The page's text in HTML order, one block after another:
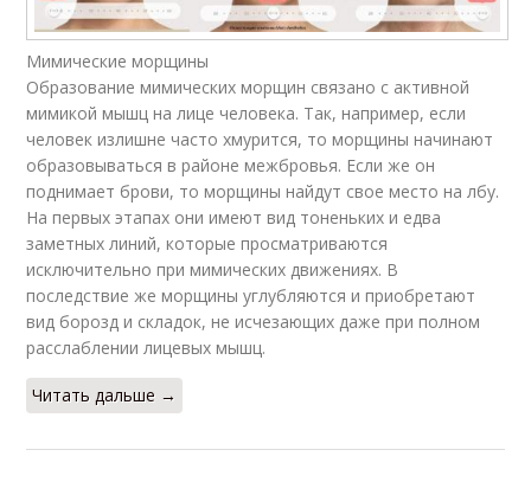
Мимические морщины
Образование мимических морщин связано с активной
мимикой мышц на лице человека. Так, например, если
человек излишне часто хмурится, то морщины начинают
образовываться в районе межбровья. Если же он
поднимает брови, то морщины найдут свое место на лбу.
На первых этапах они имеют вид тоненьких и едва
заметных линий, которые просматриваются
исключительно при мимических движениях. В
последствие же морщины углубляются и приобретают
вид борозд и складок, не исчезающих даже при полном
расслаблении лицевых мышц.
Читать дальше →